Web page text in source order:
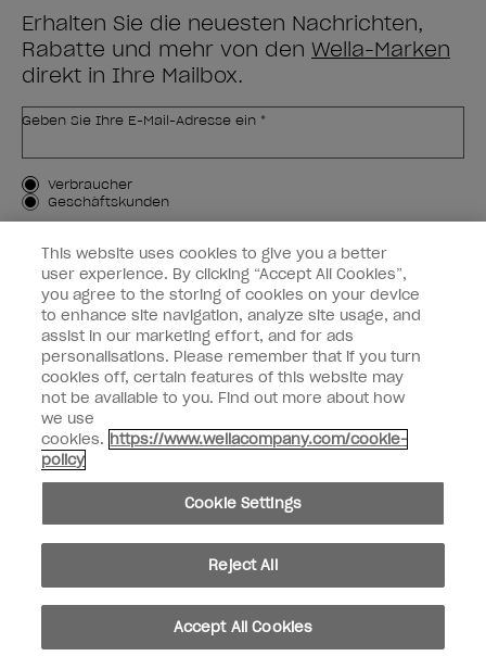
Erhalten Sie die neuesten Nachrichten,
Rabatte und mehr von den Wella-Marken
direkt in Ihre Mailbox.
Geben Sie Ihre E-Mail-Adresse ein *
Kundenart
Verbraucher
Geschäftskunden
MICH ANMELDEN
Kundeninformationen
OPI & Sie
instagramfacebook
Copyright 2026, Wella Operations US LLC. Alle Rechte vorbehalten.
This website uses cookies to give you a better
user experience. By clicking “Accept All Cookies”,
you agree to the storing of cookies on your device
to enhance site navigation, analyze site usage, and
assist in our marketing effort, and for ads
personalisations. Please remember that if you turn
cookies off, certain features of this website may
not be available to you. Find out more about how
we use
cookies. https://www.wellacompany.com/cookie-
policy
Cookie Settings
Reject All
Accept All Cookies